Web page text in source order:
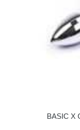
BASIC X